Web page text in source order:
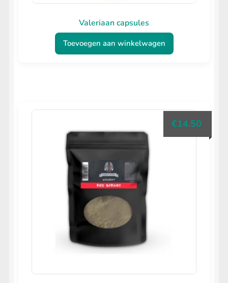
Valeriaan capsules
Toevoegen aan winkelwagen
€14.50